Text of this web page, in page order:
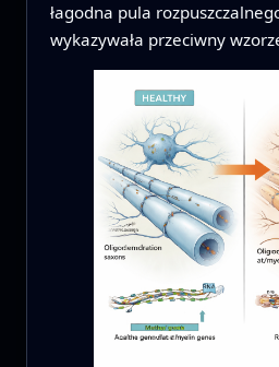
łagodna pula
wykazywała przeciwny